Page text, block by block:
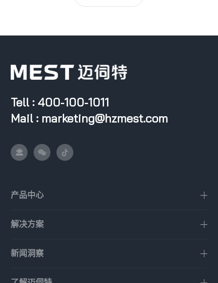
Tell : 400-100-1011
Mail : marketing@hzmest.com
产品中心
解决方案
新闻洞察